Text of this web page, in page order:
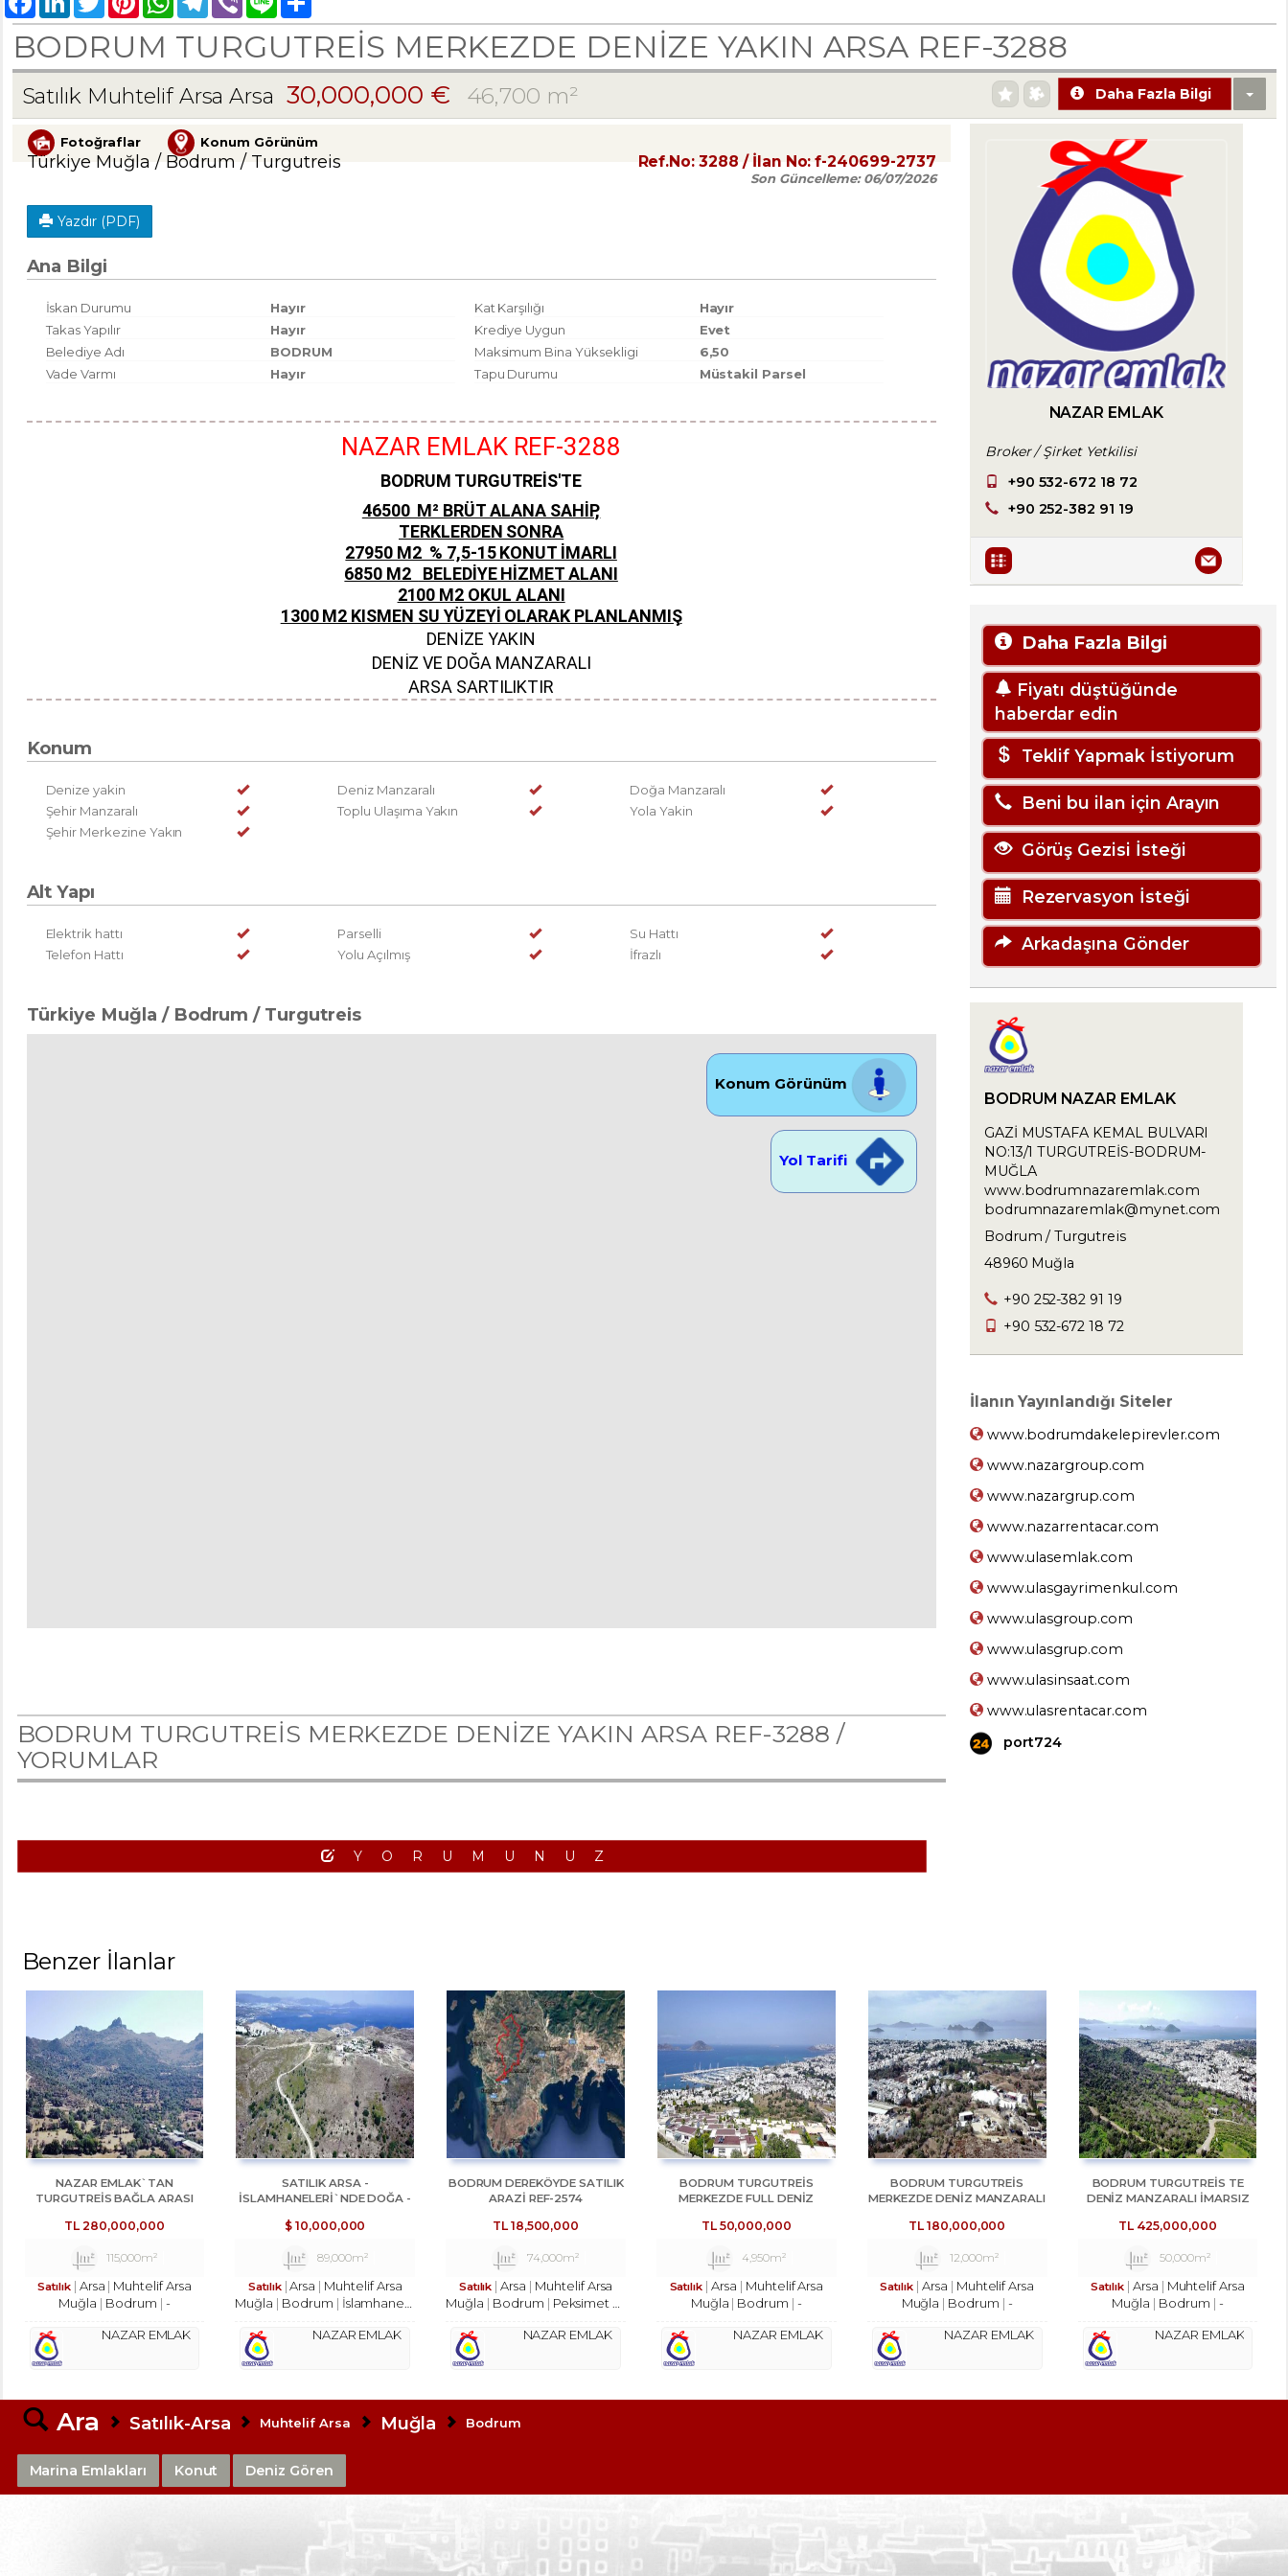
BODRUM TURGUTREİS MERKEZDE DENİZE YAKIN ARSA REF-3288
Satılık Muhtelif Arsa Arsa 30,000,000 € 46,700 m² Daha Fazla Bilgi
Fotoğraflar Konum Görünüm
Türkiye Muğla / Bodrum / Turgutreis Ref.No:3288 / İlan No:f-240699-2737
Son Güncelleme:06/07/2026
Yazdır (PDF)
Ana Bilgi
İskan Durumu Hayır Kat Karşılığı
Hayır
Takas Yapılır
Hayır Krediye Uygun
Evet
Belediye Adı
BODRUM Maksimum Bina Yüksekligi
6,50
Vade Varmı
Hayır Tapu Durumu Müstakil Parsel
NAZAR EMLAK REF-3288
BODRUM TURGUTREİS'TE
46500 M² BRÜT ALANA SAHİP,
TERKLERDEN SONRA
27950 M2 % 7,5-15 KONUT İMARLI
6850 M2
BELEDİYE HİZMET ALANI
2100 M2 OKUL ALANI
1300 M2 KISMEN SU YÜZEYİ OLARAK PLANLANMIŞ
DENİZE YAKIN
DENİZ VE DOĞA MANZARALI
ARSA SARTILIKTIR
Konum
Denize yakin Deniz Manzaralı
Doğa Manzaralı
Şehir Manzaralı
Toplu Ulaşıma Yakın
Yola Yakin
Şehir Merkezine Yakın
Alt Yapı
Elektrik hattı Parselli
Su Hattı
Telefon Hattı
Yolu Açılmış İfrazlı
Türkiye Muğla / Bodrum / Turgutreis
Konum Görünüm
Yol Tarifi
BODRUM TURGUTREİS MERKEZDE DENİZE YAKIN ARSA REF-3288 /
YORUMLAR
YORUMUNUZ
NAZAR EMLAK
Broker / Şirket Yetkilisi
+90 532-672 18 72
+90 252-382 91 19
Daha Fazla Bilgi
Fiyatı düştüğünde
haberdar edin
Teklif Yapmak İstiyorum
Beni bu ilan için Arayın
Görüş Gezisi İsteği
Rezervasyon İsteği
Arkadaşına Gönder
BODRUM NAZAR EMLAK
GAZİ MUSTAFA KEMAL BULVARI
NO:13/1 TURGUTREİS-BODRUM-
MUĞLA
www.bodrumnazaremlak.com
bodrumnazaremlak@mynet.com
Bodrum / Turgutreis
48960 Muğla
+90 252-382 91 19
+90 532-672 18 72
İlanın Yayınlandığı Siteler
www.bodrumdakelepirevler.com
www.nazargroup.com
www.nazargrup.com
www.nazarrentacar.com
www.ulasemlak.com
www.ulasgayrimenkul.com
www.ulasgroup.com
www.ulasgrup.com
www.ulasinsaat.com
www.ulasrentacar.com
port724
Benzer İlanlar
NAZAR EMLAK`TAN
TURGUTREİS BAĞLA ARASI
TL 280,000,000
115,000m²
Satılık Arsa
Muhtelif Arsa
Muğla
Bodrum -
NAZAR EMLAK
SATILIK ARSA -
İSLAMHANELERİ`NDE DOĞA -
ARSA - NAZAR EMLAK REF-1961
$10,000,000
89,000m²
Satılık Arsa
Muhtelif Arsa
Muğla
Bodrum İslamhaneleri Köyü
NAZAR EMLAK
BODRUM DEREKÖYDE SATILIK
ARAZİ REF-2574
TL18,500,000
74,000m²
Satılık Arsa
Muhtelif Arsa
Muğla
Bodrum Peksimet Mh.
NAZAR EMLAK
BODRUM TURGUTREİS
MERKEZDE FULL DENİZ
TL50,000,000
4,950m²
Satılık Arsa
Muhtelif Arsa
Muğla
Bodrum -
NAZAR EMLAK
BODRUM TURGUTREİS
MERKEZDE DENİZ MANZARALI
TL180,000,000
12,000m²
Satılık Arsa
Muhtelif Arsa
Muğla
Bodrum -
NAZAR EMLAK
BODRUM TURGUTREİS TE
DENİZ MANZARALI İMARSIZ
TL 425,000,000
50,000m²
Satılık Arsa
Muhtelif Arsa
Muğla
Bodrum -
NAZAR EMLAK
Ara Satılık-Arsa Muhtelif Arsa Muğla Bodrum
Marina Emlakları Konut Deniz Gören